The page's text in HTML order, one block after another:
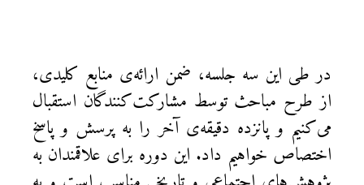
در طی این سه جلسه، ضمن ارائه‌ی منابع کلیدی،
از طرح مباحث توسط مشارکت‌کنندگان استقبال
می‌کنیم و پانزده دقیقه‌ی آخر را به پرسش و پاسخ
اختصاص خواهیم داد. این دوره برای علاقمندان به